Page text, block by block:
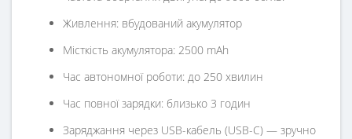
Живлення: вбудований акумулятор
Місткість акумулятора: 2500 mAh
Час автономної роботи: до 250 хвилин
Час повної зарядки: близько 3 годин
Заряджання через USB-кабель (USB-C) — зручно